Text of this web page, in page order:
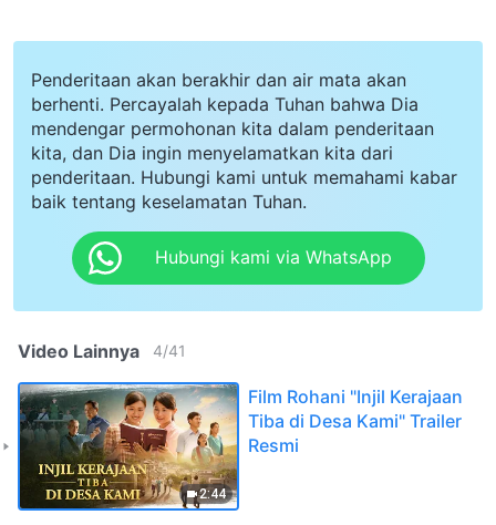
Penderitaan akan berakhir dan air mata akan
berhenti. Percayalah kepada Tuhan bahwa Dia
mendengar permohonan kita dalam penderitaan
kita, dan Dia ingin menyelamatkan kita dari
penderitaan. Hubungi kami untuk memahami kabar
baik tentang keselamatan Tuhan.
Hubungi kami via WhatsApp
Video Lainnya 4/41
2:44
Film Rohani "Injil Kerajaan
Tiba di Desa Kami" Trailer
Resmi